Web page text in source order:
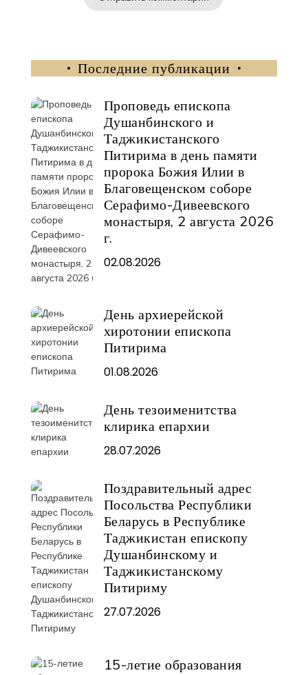
Последние публикации
Проповедь епископа
Душанбинского и
Таджикистанского
Питирима в день памяти
пророка Божия Илии в
Благовещенском соборе
Серафимо-Дивеевского
монастыря, 2 августа 2026
г.
02.08.2026
День архиерейской
хиротонии епископа
Питирима
01.08.2026
День тезоименитства
клирика епархии
28.07.2026
Поздравительный адрес
Посольства Республики
Беларусь в Республике
Таджикистан епископу
Душанбинскому и
Таджикистанскому
Питириму
27.07.2026
15-летие образования